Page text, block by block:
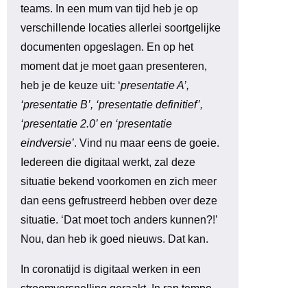
teams. In een mum van tijd heb je op
verschillende locaties allerlei soortgelijke
documenten opgeslagen. En op het
moment dat je moet gaan presenteren,
heb je de keuze uit: ‘presentatie A’,
‘presentatie B’, ‘presentatie definitief’,
‘presentatie 2.0’ en ‘presentatie
eindversie’. Vind nu maar eens de goeie.
Iedereen die digitaal werkt, zal deze
situatie bekend voorkomen en zich meer
dan eens gefrustreerd hebben over deze
situatie. ‘Dat moet toch anders kunnen?!’
Nou, dan heb ik goed nieuws. Dat kan.
In coronatijd is digitaal werken in een